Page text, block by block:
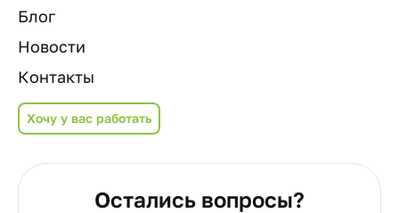
Блог
Новости
Контакты
Хочу у вас работать
Остались вопросы?